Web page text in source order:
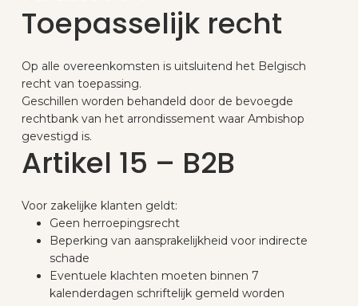
Toepasselijk recht
Op alle overeenkomsten is uitsluitend het Belgisch
recht van toepassing.
Geschillen worden behandeld door de bevoegde
rechtbank van het arrondissement waar Ambishop
gevestigd is.
Artikel 15 – B2B
Voor zakelijke klanten geldt:
Geen herroepingsrecht
Beperking van aansprakelijkheid voor indirecte
schade
Eventuele klachten moeten binnen 7
kalenderdagen schriftelijk gemeld worden